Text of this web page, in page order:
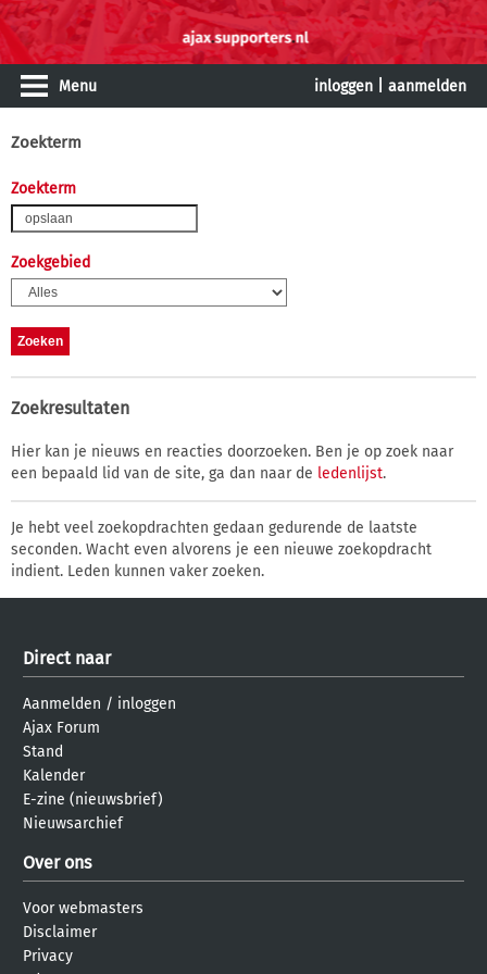
Menu inloggen aanmelden
Zoekterm
Zoekterm
Zoekgebied
Zoekresultaten
Hier kan je nieuws en reacties doorzoeken. Ben je op zoek naar
een bepaald lid van de site, ga dan naar de ledenlijst.
Je hebt veel zoekopdrachten gedaan gedurende de laatste
seconden. Wacht even alvorens je een nieuwe zoekopdracht
indient. Leden kunnen vaker zoeken.
Direct naar
Aanmelden / inloggen
Ajax Forum
Stand
Kalender
E-zine (nieuwsbrief)
Nieuwsarchief
Over ons
Voor webmasters
Disclaimer
Privacy